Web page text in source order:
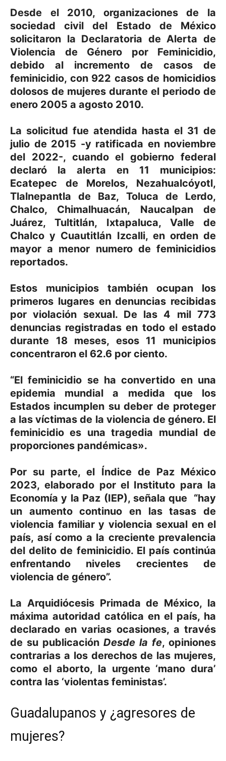
Desde el 2010, organizaciones de la
sociedad civil del Estado de México
solicitaron la Declaratoria de Alerta de
Violencia de Género por Feminicidio,
debido al incremento de casos de
feminicidio, con 922 casos de homicidios
dolosos de mujeres durante el periodo de
enero 2005 a agosto 2010.
La solicitud fue atendida hasta el 31 de
julio de 2015 -y ratificada en noviembre
del 2022-, cuando el gobierno federal
declaró la alerta en 11 municipios:
Ecatepec de Morelos, Nezahualcóyotl,
Tlalnepantla de Baz, Toluca de Lerdo,
Chalco, Chimalhuacán, Naucalpan de
Juárez, Tultitlán, Ixtapaluca, Valle de
Chalco y Cuautitlán Izcalli, en orden de
mayor a menor numero de feminicidios
reportados.
Estos municipios también ocupan los
primeros lugares en denuncias recibidas
porviolación sexual. De las 4 mil 773
denuncias registradas en todo el estado
durante 18 meses, esos 11 municipios
concentraron el 62.6 por ciento.
“El feminicidio se ha convertido en una
epidemia mundial a medida que los
Estados incumplen su deber de proteger
a las víctimas de la violencia de género. El
feminicidio es una tragedia mundial de
proporciones pandémicas».
Por su parte, el Índice de Paz México
2023, elaborado por el Instituto para la
Economía y la Paz (IEP), señala que “hay
un aumento continuo en las tasas de
violencia familiar y violencia sexual en el
país, así como a la creciente prevalencia
del delito de feminicidio. El país continúa
enfrentando niveles crecientes de
violencia de género”.
La Arquidiócesis Primada de México, la
máxima autoridad católica en el país, ha
declarado en varias ocasiones, a través
de su publicación Desde la fe, opiniones
contrarias a los derechos de las mujeres,
como el aborto, la urgente ‘mano dura’
contra las ‘violentas feministas’.
Guadalupanos y ¿agresores de
mujeres?